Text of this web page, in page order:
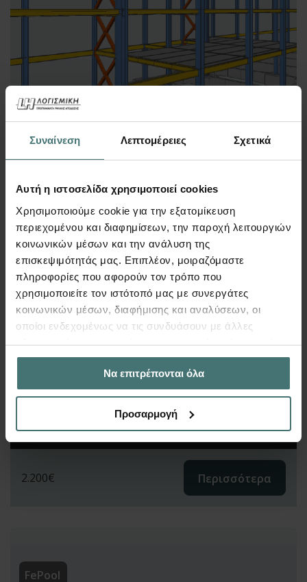
Συναίνεση Λεπτομέρειες Σχετικά
Αυτή η ιστοσελίδα χρησιμοποιεί cookies
Χρησιμοποιούμε cookie για την εξατομίκευση
περιεχομένου και διαφημίσεων, την παροχή λειτουργιών
κοινωνικών μέσων και την ανάλυση της
επισκεψιμότητάς μας. Επιπλέον, μοιραζόμαστε
πληροφορίες που αφορούν τον τρόπο που
χρησιμοποιείτε τον ιστότοπό μας με συνεργάτες
κοινωνικών μέσων, διαφήμισης και αναλύσεων, οι
οποίοι ενδεχομένως να τις συνδυάσουν με άλλες
πληροφορίες που τους έχετε παραχωρήσει ή τις οποίες
έχουν συλλέξει σε σχέση με την από μέρους σας χρήση
των υπηρεσιών τους.Να επιτρέπονται όλα
Προσαρμογή
Από2.750€ Περισσότερα
FespaR Extended
2.200€ Περισσότερα
FePool